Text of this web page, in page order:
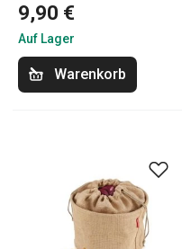
9,90 €
Auf Lager
Warenkorb